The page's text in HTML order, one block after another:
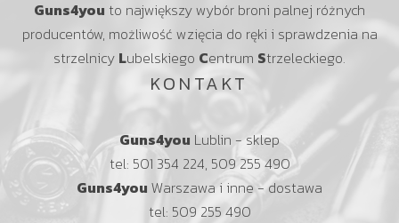
Guns4you to największy wybór broni palnej różnych
producentów, możliwość wzięcia do ręki i sprawdzenia na
strzelnicy Lubelskiego Centrum Strzeleckiego.
KONTAKT
Guns4you Lublin - sklep
tel: 501 354 224, 509 255 490
Guns4you Warszawa i inne - dostawa
tel: 509 255 490